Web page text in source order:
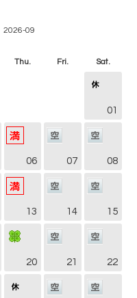
2026-09
Thu. Fri. Sat.
01
06 07 08
13 14 15
20 21 22